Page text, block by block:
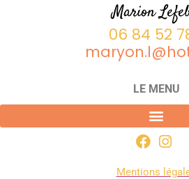
Marion
06 84 52
LE MENU
Mentions